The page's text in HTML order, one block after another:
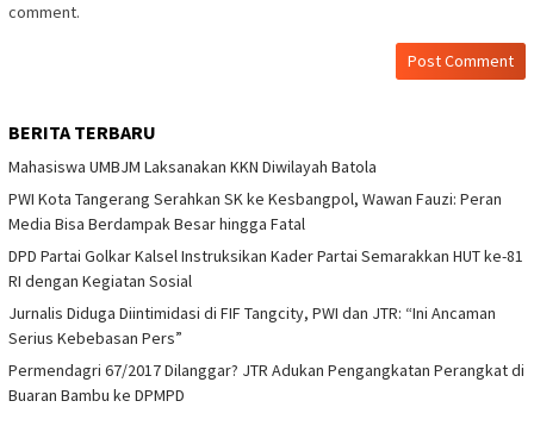
comment.
BERITA TERBARU
Mahasiswa UMBJM Laksanakan KKN Diwilayah Batola
PWI Kota Tangerang Serahkan SK ke Kesbangpol, Wawan Fauzi: Peran
Media Bisa Berdampak Besar hingga Fatal
DPD Partai Golkar Kalsel Instruksikan Kader Partai Semarakkan HUT ke-81
RI dengan Kegiatan Sosial
Jurnalis Diduga Diintimidasi di FIF Tangcity, PWI dan JTR: “Ini Ancaman
Serius Kebebasan Pers”
Permendagri 67/2017 Dilanggar? JTR Adukan Pengangkatan Perangkat di
Buaran Bambu ke DPMPD